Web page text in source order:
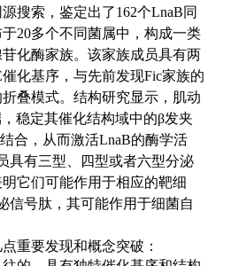
搜索 ， 鉴定出了162个LnaB同
于20多个不同菌属中，构成一类
化酶家族。该家族成员具有两
催化基序 ， 与先前发现Fic家族的
叠模式。结构研究显示， 肌动
稳定其催化结构域中的β发夹
合，从而激活LnaB的酶学活
具有三型、四型或者六型分泌
它们可能作用于相应的靶细
信号肽，其可能作用于细菌自
重要发现和概念突破：